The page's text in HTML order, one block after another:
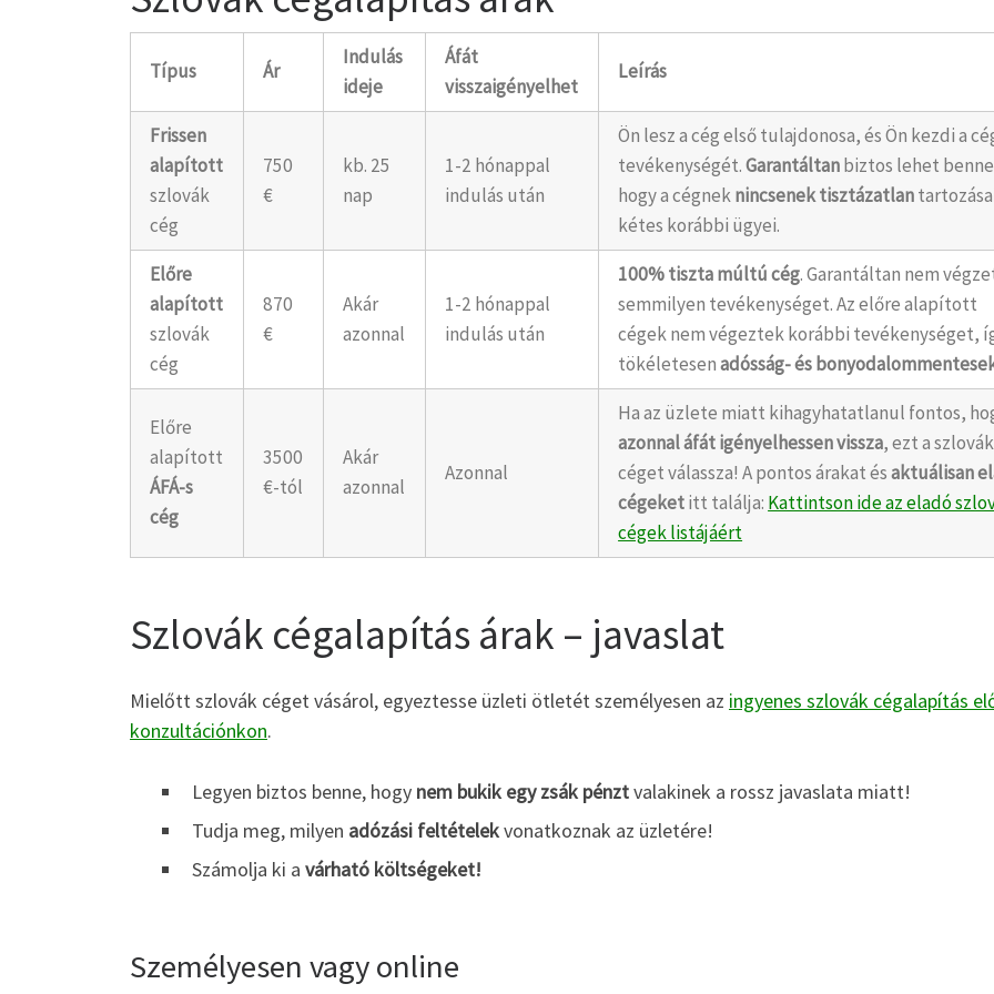
Típus Ár
Indulás
ideje
Áfát
visszaigényelhet
Leírás
Frissen
alapított
szlovák
cég
750
€
kb. 25
nap
1-2 hónappal
indulás után
Ön lesz a cég első tulajdonosa, és Ön kezdi a
tevékenységét.Garantáltanbiztos lehet
hogy a cégneknincsenek tisztázatlan
kétes korábbi ügyei.
Előre
alapított
szlovák
cég
870
€
Akár
azonnal
1-2 hónappal
indulás után
100% tiszta múltú cég. Garantáltan nem
semmilyen tevékenységet. Az előre alapított
cégek nem végeztek korábbi tevékenységet,
tökéletesenadósság- és
Előre
alapított
ÁFÁ-s
cég
3500
€-tól
Akár
azonnal
Azonnal
Ha az üzlete miatt kihagyhatatlanul fontos,
azonnal áfát igényelhessen vissza, ezt a szlovák
céget válassza! A pontos árakat ésaktuálisan
cégeketitt találja: Kattintson ide az eladó
cégek listájáért
Szlovák cégalapítás árak – javaslat
Mielőtt szlovák céget vásárol, egyeztesse üzleti ötletét személyesen az ingyenes szlovák cégalapítás
konzultációnkon.
Legyen biztos benne, hogy nem bukik egy zsák pénztvalakinek a rossz javaslata miatt!
Tudja meg, milyen adózási feltételekvonatkoznak az üzletére!
Számolja ki a várható költségeket!
Személyesen vagy online